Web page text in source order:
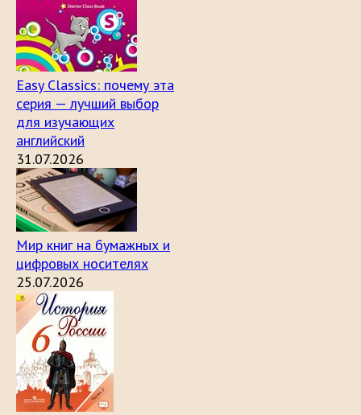
Easy Classics: почему эта
серия — лучший выбор
для изучающих
английский
31.07.2026
Мир книг на бумажных и
цифровых носителях
25.07.2026